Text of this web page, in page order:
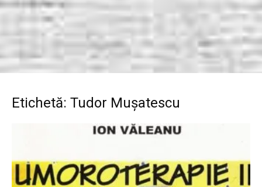
Etichetă: Tudor Mușatescu